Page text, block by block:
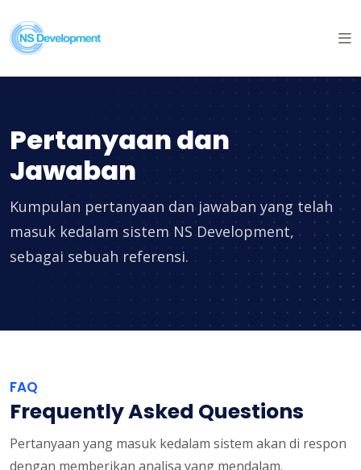
Pertanyaan dan
Jawaban
Kumpulan pertanyaan dan jawaban yang telah
masuk kedalam sistem NS Development,
sebagai sebuah referensi.
FAQ
Frequently Asked Questions
Pertanyaan yang masuk kedalam sistem akan di respon
dengan memberikan analisa yang mendalam.